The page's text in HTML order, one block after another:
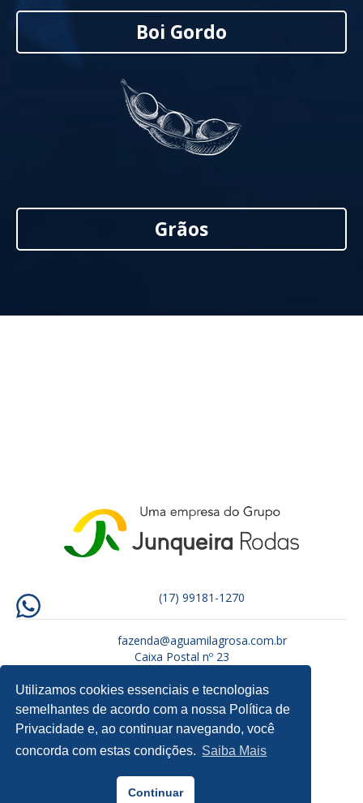
Boi Gordo
Grãos
(17) 99181-1270
fazenda@aguamilagrosa.com.br
Caixa Postal nº 23
Utilizamos cookies essenciais e tecnologias
semelhantes de acordo com a nossa Política de
Privacidade e, ao continuar navegando, você
concorda com estas condições. Saiba Mais
Continuar